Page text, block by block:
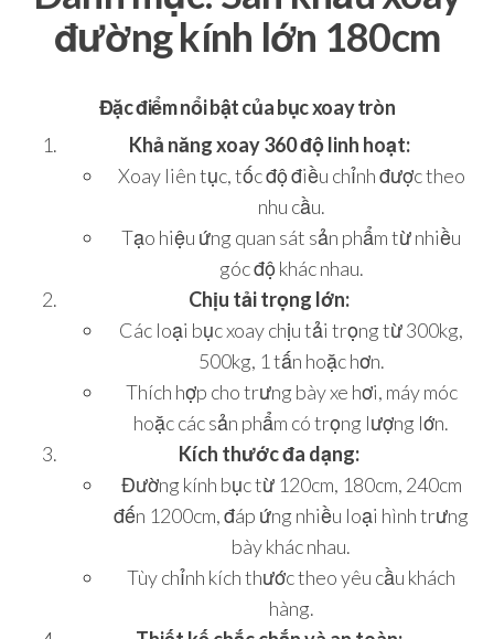
đường kính lớn 180cm
Đặc điểm nổi bật của bục xoay tròn
Khả năng xoay 360 độ linh hoạt:
Xoay liên tục, tốc độ điều chỉnh được theo
nhu cầu.
Tạo hiệu ứng quan sát sản phẩm từ nhiều
góc độ khác nhau.
Chịu tải trọng lớn:
Các loại bục xoay chịu tải trọng từ 300kg,
500kg, 1 tấn hoặc hơn.
Thích hợp cho trưng bày xe hơi, máy móc
hoặc các sản phẩm có trọng lượng lớn.
Kích thước đa dạng:
Đường kính bục từ 120cm, 180cm, 240cm
đến 1200cm, đáp ứng nhiều loại hình trưng
bày khác nhau.
Tùy chỉnh kích thước theo yêu cầu khách
hàng.